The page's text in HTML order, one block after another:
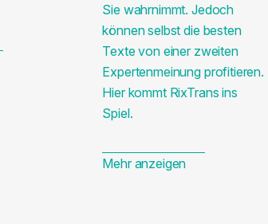
Sie wahrnimmt. Jedoch
können selbst die besten
Texte von einer zweiten
Expertenmeinung profitieren.
Hier kommt RixTrans ins
Spiel.
Mehr anzeigen